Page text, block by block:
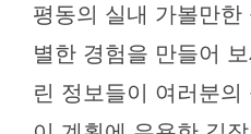
평동의 실내 가볼만
별한 경험을 만들어
린 정보들이 여러분